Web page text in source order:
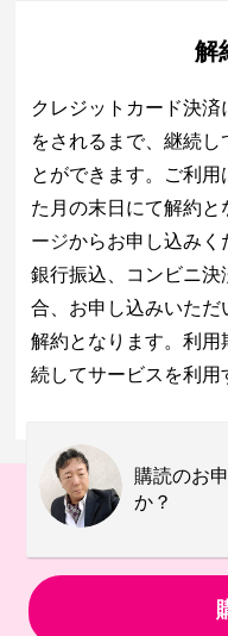
解
クレジットカード決
をされるまで、継続し
とができます。ご利
た月の末日にて解約と
ージからお申し込みく
銀行振込、コンビニ
合、お申し込みいただ
解約となります。利
続してサービスを利用
購読のお
か？